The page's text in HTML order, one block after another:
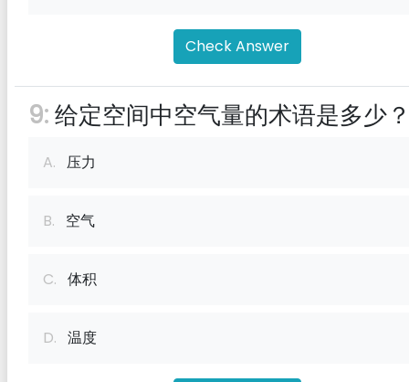
Check Answer
9:给定空间中空气量的术语是多少
A. 压力
B. 空气
C. 体积
D. 温度